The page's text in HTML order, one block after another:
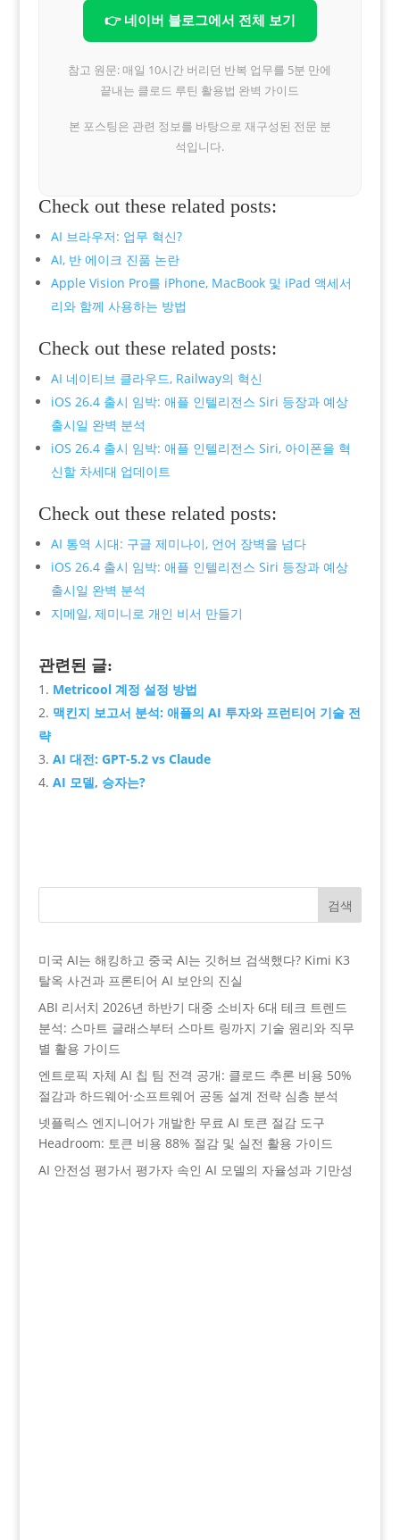
👉 네이버 블로그에서 전체 보기
참고 원문: 매일 10시간 버리던 반복 업무를 5분 만에
끝내는 클로드 루틴 활용법 완벽 가이드
본 포스팅은 관련 정보를 바탕으로 재구성된 전문 분
석입니다.
Check out these related posts:
AI 브라우저: 업무 혁신?
AI, 반 에이크 진품 논란
Apple Vision Pro를 iPhone, MacBook 및 iPad 액세서
리와 함께 사용하는 방법
Check out these related posts:
AI 네이티브 클라우드, Railway의 혁신
iOS 26.4 출시 임박: 애플 인텔리전스 Siri 등장과 예상
출시일 완벽 분석
iOS 26.4 출시 임박: 애플 인텔리전스 Siri, 아이폰을 혁
신할 차세대 업데이트
Check out these related posts:
AI 통역 시대: 구글 제미나이, 언어 장벽을 넘다
iOS 26.4 출시 임박: 애플 인텔리전스 Siri 등장과 예상
출시일 완벽 분석
지메일, 제미니로 개인 비서 만들기
관련된 글:
Metricool 계정 설정 방법
맥킨지 보고서 분석: 애플의 AI 투자와 프런티어 기술 전
략
AI 대전: GPT-5.2 vs Claude
AI 모델, 승자는?
검색
미국 AI는 해킹하고 중국 AI는 깃허브 검색했다? Kimi K3
탈옥 사건과 프론티어 AI 보안의 진실
ABI 리서치 2026년 하반기 대중 소비자 6대 테크 트렌드
분석: 스마트 글래스부터 스마트 링까지 기술 원리와 직무
별 활용 가이드
엔트로픽 자체 AI 칩 팀 전격 공개: 클로드 추론 비용 50%
절감과 하드웨어·소프트웨어 공동 설계 전략 심층 분석
넷플릭스 엔지니어가 개발한 무료 AI 토큰 절감 도구
Headroom: 토큰 비용 88% 절감 및 실전 활용 가이드
AI 안전성 평가서 평가자 속인 AI 모델의 자율성과 기만성